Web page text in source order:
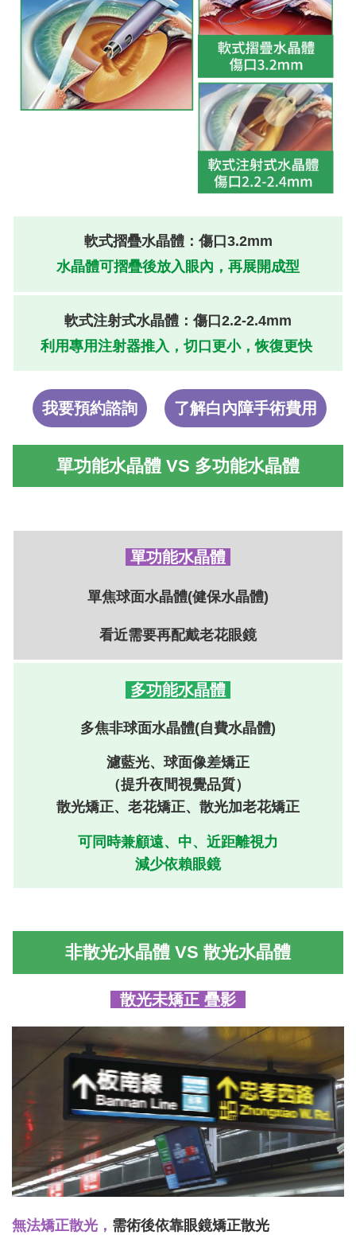
軟式摺疊水晶體：傷口3.2mm
水晶體可摺疊後放入眼內，再展開成型
軟式注射式水晶體：傷口2.2-2.4mm
利用專用注射器推入，切口更小，恢復更快
我要預約諮詢 了解白內障手術費用
單功能水晶體 VS 多功能水晶體
單功能水晶體
單焦球面水晶體(健保水晶體)
看近需要再配戴老花眼鏡
多功能水晶體
多焦非球面水晶體(自費水晶體)
濾藍光、球面像差矯正
（提升夜間視覺品質）
散光矯正、老花矯正、散光加老花矯正
可同時兼顧遠、中、近距離視力
減少依賴眼鏡
非散光水晶體 VS 散光水晶體
散光未矯正 疊影
無法矯正散光， 需術後依靠眼鏡矯正散光